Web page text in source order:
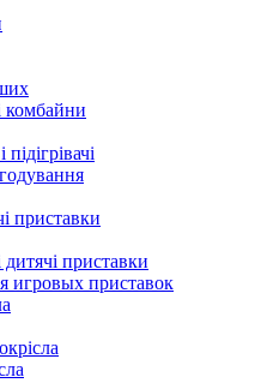
комбайни
приставки
дитячі приставки
игровых приставок